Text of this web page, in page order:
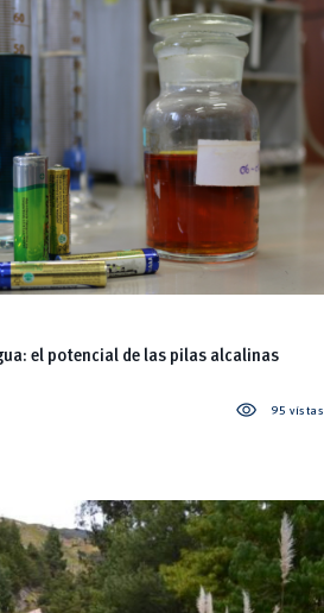
el potencial de las pilas alcalinas
visibility 95 vistas